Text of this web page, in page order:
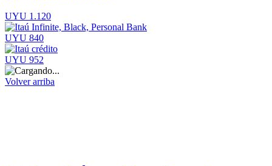
UYU 1.120
UYU 840
UYU 952
Volver arriba